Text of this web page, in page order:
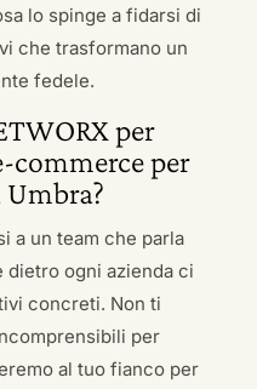
lo spinge a fidarsi di
che trasformano un
fedele.
per
commerce per
a un team che parla
dietro ogni azienda ci
concreti. Non ti
per
al tuo fianco per